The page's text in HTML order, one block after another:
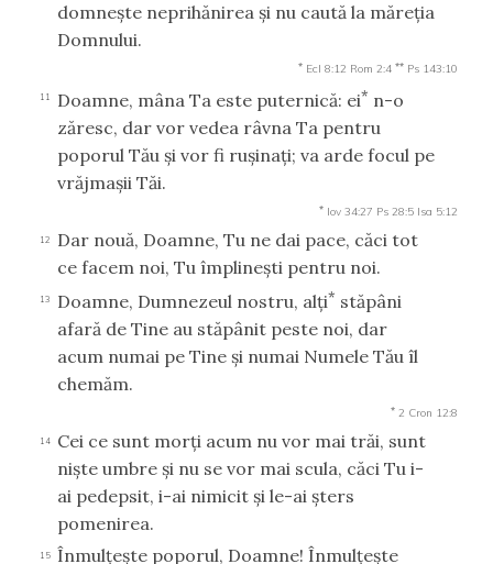
domneşte neprihănirea şi nu caută la măreţia
Domnului.
* Ecl 8:12 Rom 2:4 ** Ps 143:10
11 Doamne, mâna Ta este puternică: ei* n-o
zăresc, dar vor vedea râvna Ta pentru
poporul Tău şi vor fi ruşinaţi; va arde focul pe
vrăjmaşii Tăi.
* Iov 34:27 Ps 28:5 Isa 5:12
12
Dar nouă, Doamne, Tu ne dai pace, căci tot
ce facem noi, Tu împlineşti pentru noi.
13 Doamne, Dumnezeul nostru, alţi* stăpâni
afară de Tine au stăpânit peste noi, dar
acum numai pe Tine şi numai Numele Tău îl
chemăm.
* 2 Cron 12:8
14
Cei ce sunt morţi acum nu vor mai trăi, sunt
nişte umbre şi nu se vor mai scula, căci Tu i-
ai pedepsit, i-ai nimicit şi le-ai şters
pomenirea.
15 Înmulţeşte poporul, Doamne! Înmulţeşte